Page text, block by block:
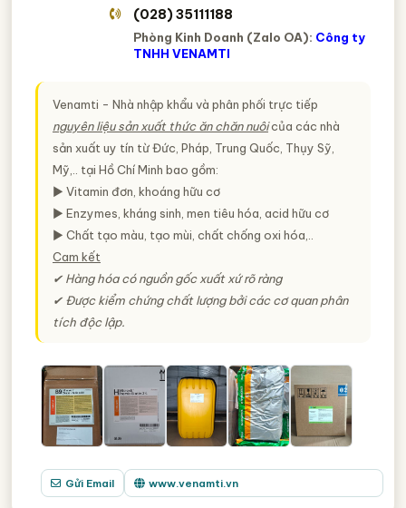
(028) 35111188
Phòng Kinh Doanh (Zalo OA): Công ty
TNHH VENAMTI
Venamti - Nhà nhập khẩu và phân phối trực tiếp
nguyên liệu sản xuất thức ăn chăn nuôicủa các nhà
sản xuất uy tín từ Đức, Pháp, Trung Quốc, Thụy Sỹ,
Mỹ,.. tại Hồ Chí Minh bao gồm:
► Vitamin đơn, khoáng hữu cơ
► Enzymes, kháng sinh, men tiêu hóa, acid hữu cơ
► Chất tạo màu, tạo mùi, chất chống oxi hóa,..
Cam kết
✔ Hàng hóa có nguồn gốc xuất xứ rõ ràng
✔ Được kiểm chứng chất lượng bởi các cơ quan phân
tích độc lập.
Gửi Email www.venamti.vn